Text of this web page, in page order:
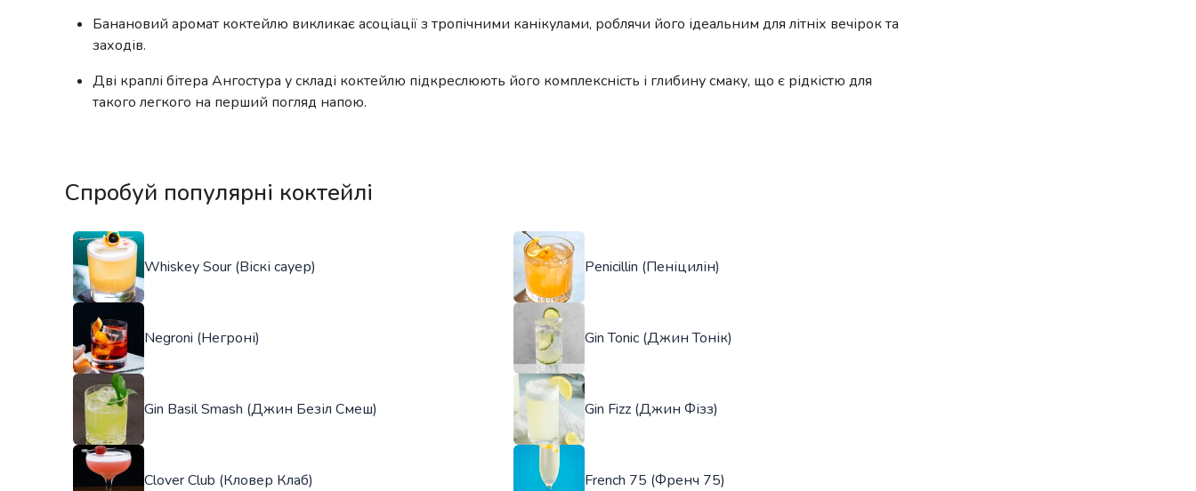
Банановий аромат коктейлю викликає асоціації з тропічними канікулами, роблячи його ідеальним для літніх вечірок та
заходів.
Дві краплі бітера Ангостура у складі коктейлю підкреслюють його комплексність і глибину смаку, що є рідкістю для
такого легкого на перший погляд напою.
Спробуй популярні коктейлі
Whiskey Sour (Віскі сауер) Penicillin (Пеніцилін)
Negroni (Негроні) Gin Tonic (Джин Тонік)
Gin Basil Smash (Джин Безіл Смеш) Gin Fizz (Джин Фізз)
Clover Club (Кловер Клаб) French 75 (Френч 75)